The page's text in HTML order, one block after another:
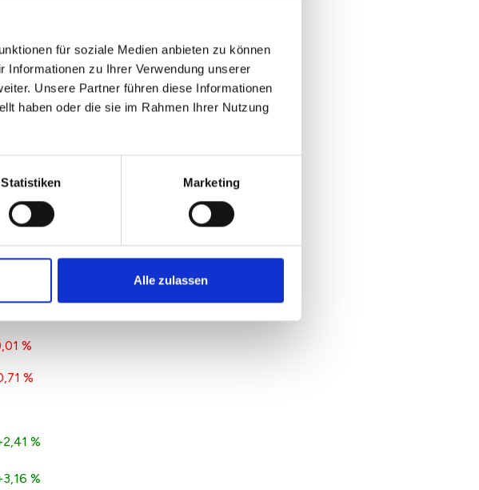
für soziale Medien anbieten zu können
Informationen zu Ihrer Verwendung unserer
Unsere Partner führen diese Informationen
haben oder die sie im Rahmen Ihrer Nutzung
Statistiken Marketing
Alle zulassen
zum
%
%
%
%
%
%
%